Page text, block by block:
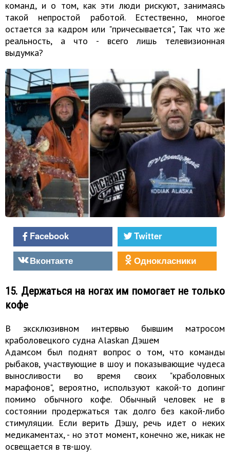
команд, и о том, как эти люди рискуют, занимаясь
такой непростой работой. Естественно, многое
остается за кадром или "причесывается", Так что же
реальность, а что - всего лишь телевизионная
выдумка?
Facebook
Twitter
Вконтакте
Однокласники
15. Держаться на ногах им помогает не только
кофе
В эксклюзивном интервью бывшим матросом
краболовецкого судна Alaskan Дэшем
Адамсом был поднят вопрос о том, что команды
рыбаков, участвующие в шоу и показывающие чудеса
выносливости во время своих "краболовных
марафонов", вероятно, используют какой-то допинг
помимо обычного кофе. Обычный человек не в
состоянии продержаться так долго без какой-либо
стимуляции. Если верить Дэшу, речь идет о неких
медикаментах, - но этот момент, конечно же, никак не
освещается в тв-шоу.